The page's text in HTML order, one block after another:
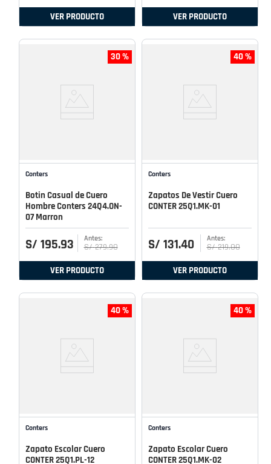
VER PRODUCTO VER PRODUCTO
30 %
Conters
Botin Casual de Cuero
Hombre Conters 24Q4.ON-
07 Marron
S/ 195.93 S/ 279.90
VER PRODUCTO
40 %
Conters
Zapatos De Vestir Cuero
CONTER 25Q1.MK-01
S/ 131.40 S/ 219.00
VER PRODUCTO
40 %
Conters
Zapato Escolar Cuero
CONTER 25Q1.PL-12
40 %
Conters
Zapato Escolar Cuero
CONTER 25Q1.MK-02